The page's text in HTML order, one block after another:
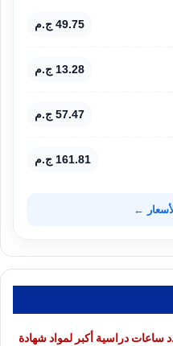
49.75 ج.م
13.28 ج.م
57.47 ج.م
161.81 ج.م
←
ساعات دراسية أكبر لمواد شهادة